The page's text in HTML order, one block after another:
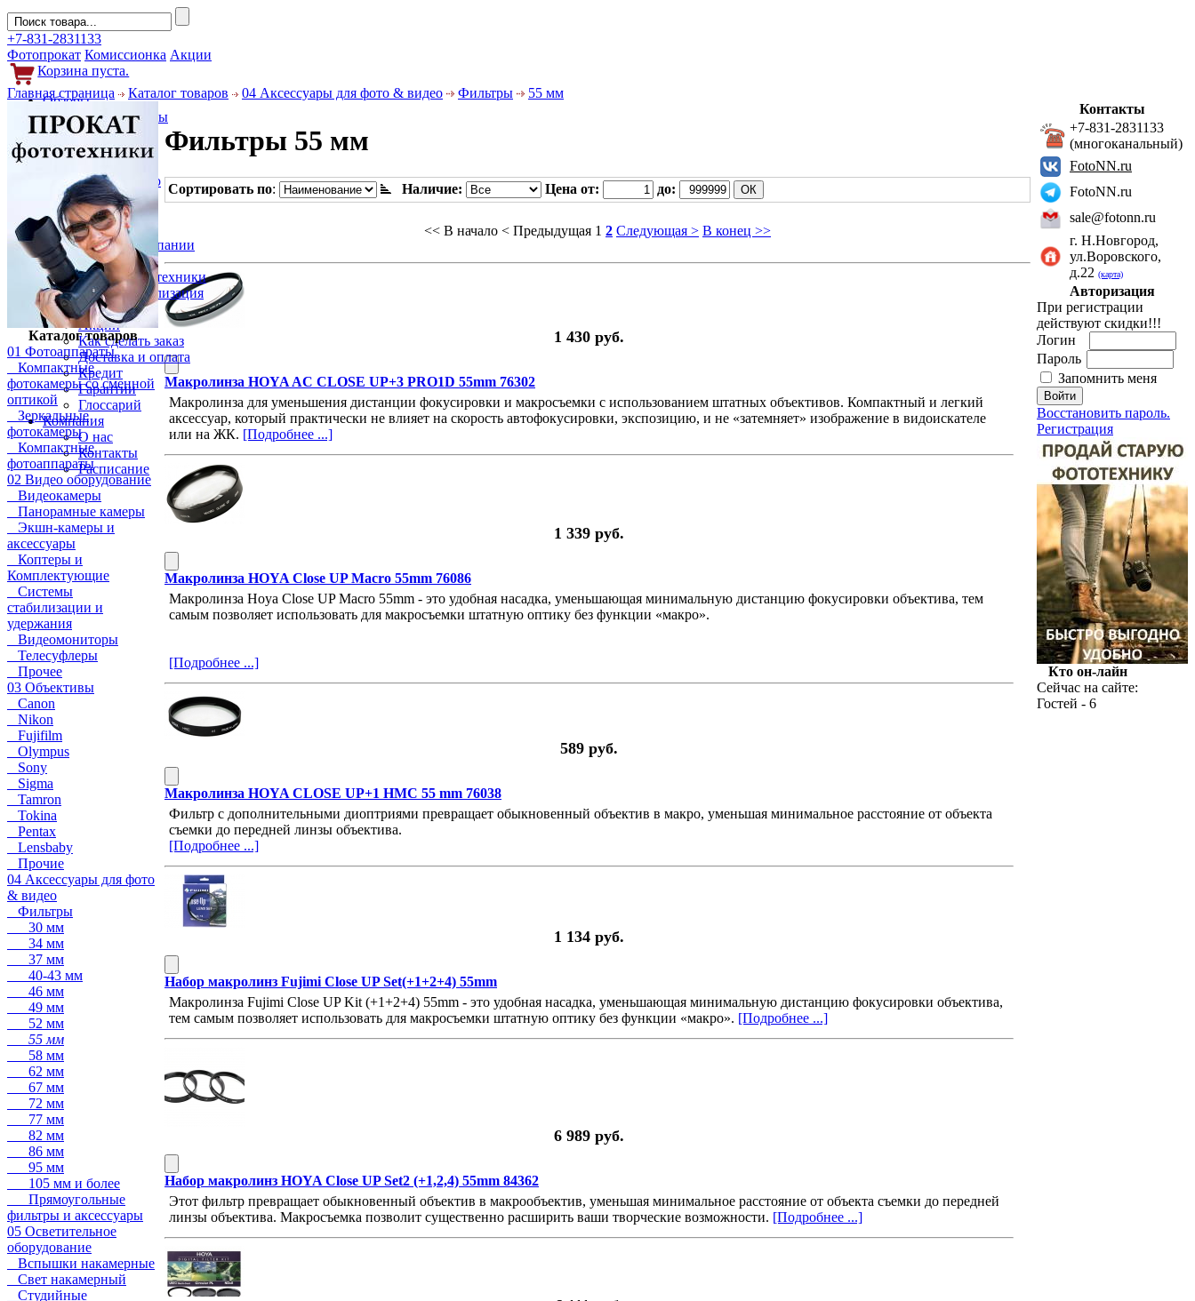
+7-831-2831133
Фотопрокат Комиссионка Акции
Корзина пуста.
Обзоры
Фотоаппараты
Объективы
Фильтры
Фото и видео
Гаджеты
Аксессуары
Слухи
Новости компании
Услуги
Прокат фототехники
Выкуп и реализация
Покупателям
Акции
Как сделать заказ
Доставка и оплата
Кредит
Гарантии
Глоссарий
Компания
О нас
Контакты
Расписание
Главная страница Каталог товаров 04 Аксессуары для фото & видео Фильтры 55 мм
Каталог товаров
01 Фотоаппараты
Компактные
фотокамеры со сменной
оптикой
Зеркальные
фотокамеры
Компактные
фотоаппараты
02 Видео оборудование
Видеокамеры
Панорамные камеры
Экшн-камеры и
аксессуары
Коптеры и
Комплектующие
Системы
стабилизации и
удержания
Видеомониторы
Телесуфлеры
Прочее
03 Объективы
Canon
Nikon
Fujifilm
Olympus
Sony
Sigma
Tamron
Tokina
Pentax
Lensbaby
Прочие
04 Аксессуары для фото
& видео
Фильтры
30 мм
34 мм
37 мм
40-43 мм
46 мм
49 мм
52 мм
55 мм
58 мм
62 мм
67 мм
72 мм
77 мм
82 мм
86 мм
95 мм
105 мм и более
Прямоугольные
фильтры и аксессуары
05 Осветительное
оборудование
Вспышки накамерные
Свет накамерный
Студийные
Фильтры 55 мм
Сортировать по: Наличие: Цена от: до:
<< В начало < Предыдущая 1 2 Следующая > В конец >>
1 430 руб.
Макролинза HOYA AC CLOSE UP+3 PRO1D 55mm 76302
Макролинза для уменьшения дистанции фокусировки и макросъемки с использованием штатных объективов. Компактный и легкий
аксессуар, который практически не влияет на скорость автофокусировки, экспозицию, и не «затемняет» изображение в видоискателе
или на ЖК. [Подробнее ...]
1 339 руб.
Макролинза HOYA Close UP Macro 55mm 76086
Макролинза Hoya Close UP Macro 55mm - это удобная насадка, уменьшающая минимальную дистанцию фокусировки объектива, тем
самым позволяет использовать для макросъемки штатную оптику без функции «макро».
[Подробнее ...]
589 руб.
Макролинза HOYA CLOSE UP+1 HMC 55 mm 76038
Фильтр с дополнительными диоптриями превращает обыкновенный объектив в макро, уменьшая минимальное расстояние от объекта
съемки до передней линзы объектива.
[Подробнее ...]
1 134 руб.
Набор макролинз Fujimi Close UP Set(+1+2+4) 55mm
Макролинза Fujimi Close UP Kit (+1+2+4) 55mm - это удобная насадка, уменьшающая минимальную дистанцию фокусировки объектива,
тем самым позволяет использовать для макросъемки штатную оптику без функции «макро». [Подробнее ...]
6 989 руб.
Набор макролинз HOYA Close UP Set2 (+1,2,4) 55mm 84362
Этот фильтр превращает обыкновенный объектив в макрообъектив, уменьшая минимальное расстояние от объекта съемки до передней
линзы объектива. Макросъемка позволит существенно расширить ваши творческие возможности. [Подробнее ...]
Контакты
+7-831-2831133
(многоканальный)
FotoNN.ru
FotoNN.ru
sale@fotonn.ru
г. Н.Новгород,
ул.Воровского,
д.22 (карта)
Авторизация
При регистрации
действуют скидки!!!
Логин
Пароль
Запомнить меня
Восстановить пароль.
Регистрация
Кто он-лайн
Сейчас на сайте:
Гостей - 6